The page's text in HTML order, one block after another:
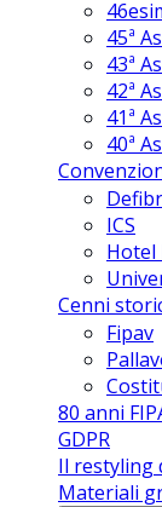
45ª
43ª
42ª
41ª
40ª
ICS
Hotel
Cenni
Fipav
80 anni
GDPR
Il restyling
Materiali